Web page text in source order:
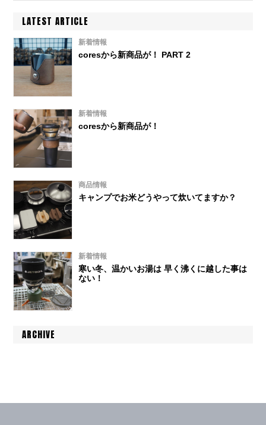
LATEST ARTICLE
新着情報
coresから新商品が！ PART 2
新着情報
coresから新商品が！
商品情報
キャンプでお米どうやって炊いてますか？
新着情報
寒い冬、温かいお湯は 早く沸くに越した事は
ない！
ARCHIVE